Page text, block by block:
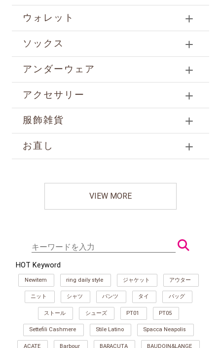
ウォレット
ソックス
アンダーウェア
アクセサリー
服飾雑貨
お直し
VIEW MORE
HOT Keyword
Newitem ring daily style ジャケット アウター
ニット シャツ パンツ タイ バッグ
ストール シューズ PT01 PT05
Settefili Cashmere Stile Latino Spacca Neapolis
ACATE Barbour BARACUTA BAUDOIN&LANGE